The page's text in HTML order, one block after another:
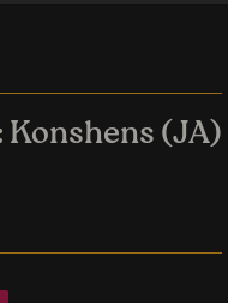
Konshens (JA)